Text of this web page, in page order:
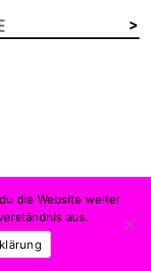
die Website weiter
aus.